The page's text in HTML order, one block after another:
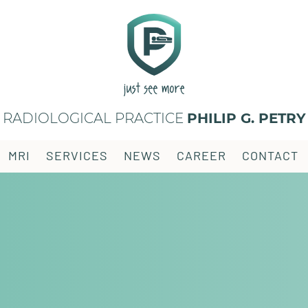
RADIOLOGICAL PRACTICE PHILIP G. PETRY
MRI SERVICES NEWS CAREER CONTACT